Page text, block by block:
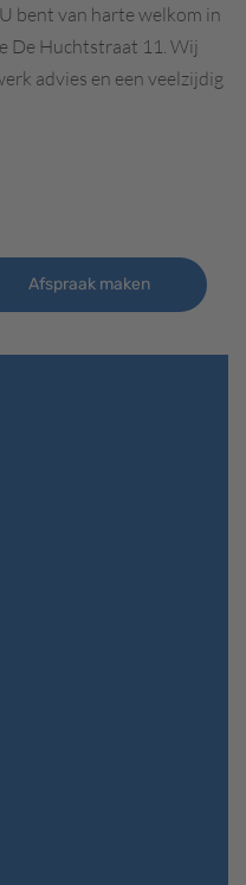
bent van harte welkom in
De Huchtstraat 11. Wij
advies en een veelzijdig
Afspraak maken